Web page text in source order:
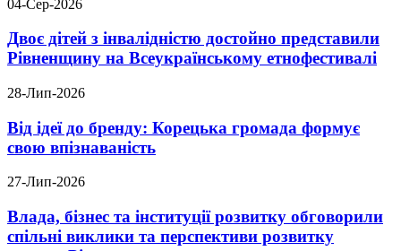
04-Сер-2026
Двоє дітей з інвалідністю достойно представили
Рівненщину на Всеукраїнському етнофестивалі
28-Лип-2026
Від ідеї до бренду: Корецька громада формує
свою впізнаваність
27-Лип-2026
Влада, бізнес та інституції розвитку обговорили
спільні виклики та перспективи розвитку